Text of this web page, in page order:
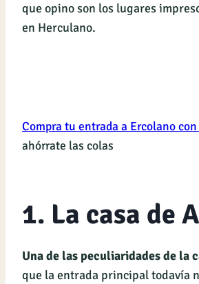
que opino son los lugares
en Herculano.
Compra tu entrada a Ercolano
ahórrate las colas
1. La casa de
Una de las peculiaridades de la
que la entrada principal todavía